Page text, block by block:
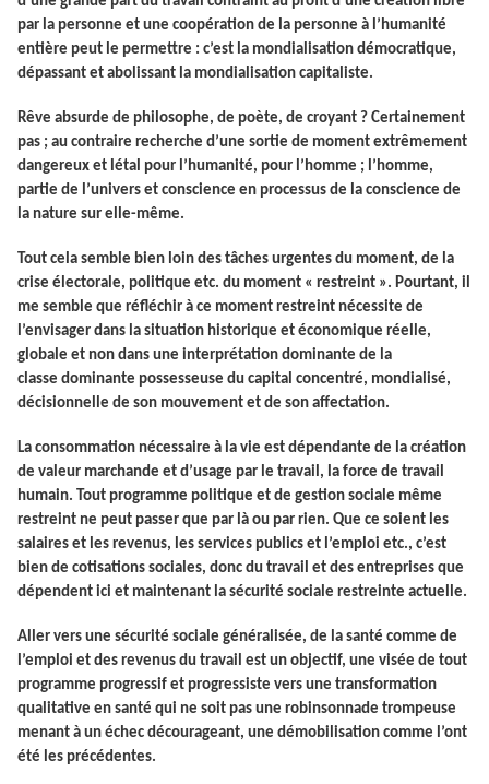
par la personne et une coopération de la personne à l’humanité
entière peut le permettre : c’est la mondialisation démocratique,
dépassant et abolissant la mondialisation capitaliste.
Rêve absurde de philosophe, de poète, de croyant ? Certainement
pas ; au contraire recherche d’une sortie de moment extrêmement
dangereux et létal pour l’humanité, pour l’homme ; l’homme,
partie de l’univers et conscience en processus de la conscience de
la nature sur elle-même.
Tout cela semble bien loin des tâches urgentes du moment, de la
crise électorale, politique etc. du moment « restreint ». Pourtant, il
me semble que réfléchir à ce moment restreint nécessite de
l’envisager dans la situation historique et économique réelle,
globale et non dans une interprétation dominante de la
classe dominante possesseuse du capital concentré, mondialisé,
décisionnelle de son mouvement et de son affectation.
La consommation nécessaire à la vie est dépendante de la création
de valeur marchande et d’usage par le travail, la force de travail
humain. Tout programme politique et de gestion sociale même
restreint ne peut passer que par là ou par rien. Que ce soient les
salaires et les revenus, les services publics et l’emploi etc., c’est
bien de cotisations sociales, donc du travail et des entreprises que
dépendent ici et maintenant la sécurité sociale restreinte actuelle.
Aller vers une sécurité sociale généralisée, de la santé comme de
l’emploi et des revenus du travail est un objectif, une visée de tout
programme progressif et progressiste vers une transformation
qualitative en santé qui ne soit pas une robinsonnade trompeuse
menant à un échec décourageant, une démobilisation comme l’ont
été les précédentes.